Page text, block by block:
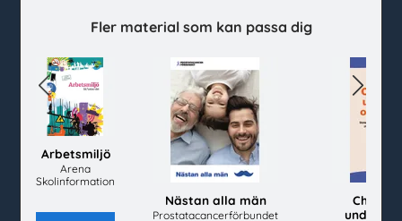
Fler material som kan passa dig
Arbetsmiljö
Arena
Skolinformation
Nästan alla män
Prostatacancerförbundet
Previous Next
Kahoot
Gratis evenemang
Om oss
Om utbudet.se
Integritetspolicy m.m.
Miljöpolicy